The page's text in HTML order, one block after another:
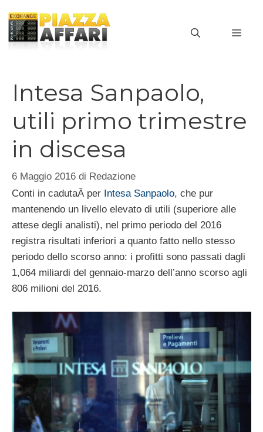
contenuto
Intesa Sanpaolo,
utili primo trimestre
in discesa
6 Maggio 2016 di Redazione
Conti in cadutaÂ per Intesa Sanpaolo, che pur
mantenendo un livello elevato di utili (superiore alle
attese degli analisti), nel primo periodo del 2016
registra risultati inferiori a quanto fatto nello stesso
periodo dello scorso anno: i profitti sono passati dagli
1,064 miliardi del gennaio-marzo dell’anno scorso agli
806 milioni del 2016.